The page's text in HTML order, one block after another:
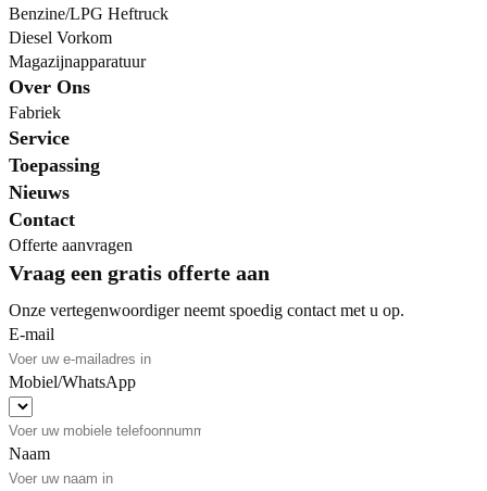
Benzine/LPG Heftruck
Diesel Vorkom
Magazijnapparatuur
Over Ons
Fabriek
Service
Toepassing
Nieuws
Contact
Offerte aanvragen
Vraag een gratis offerte aan
Onze vertegenwoordiger neemt spoedig contact met u op.
E-mail
Mobiel/WhatsApp
Naam